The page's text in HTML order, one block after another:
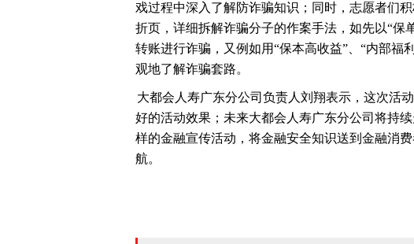
戏过程中深入了解防诈骗知识；同时，志愿者们
折页，详细拆解诈骗分子的作案手法，如先以“保
转账进行诈骗，又例如用“保本高收益”、“内部福
观地了解诈骗套路。
大都会人寿广东分公司负责人刘翔表示，这次活
好的活动效果；未来大都会人寿广东分公司将持
样的金融宣传活动，将金融安全知识送到金融消
航。